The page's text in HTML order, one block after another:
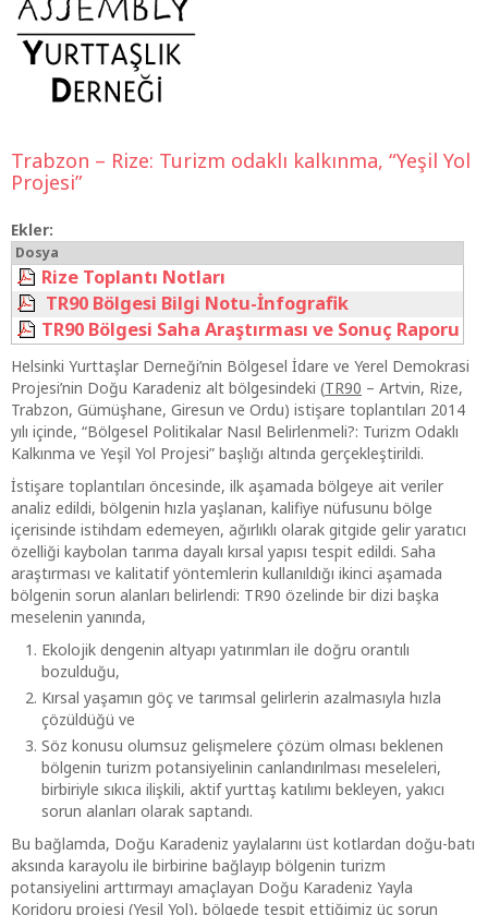
Trabzon – Rize: Turizm odaklı kalkınma, “Yeşil Yol
Projesi”
Ekler:
Dosya
Rize Toplantı Notları
TR90 Bölgesi Bilgi Notu-İnfografik
TR90 Bölgesi Saha Araştırması ve Sonuç Raporu
Helsinki Yurttaşlar Derneği’nin Bölgesel İdare ve Yerel Demokrasi
Projesi’nin Doğu Karadeniz alt bölgesindeki (TR90 – Artvin, Rize,
Trabzon, Gümüşhane, Giresun ve Ordu) istişare toplantıları 2014
yılı içinde, “Bölgesel Politikalar Nasıl Belirlenmeli?: Turizm Odaklı
Kalkınma ve Yeşil Yol Projesi” başlığı altında gerçekleştirildi.
İstişare toplantıları öncesinde, ilk aşamada bölgeye ait veriler
analiz edildi, bölgenin hızla yaşlanan, kalifiye nüfusunu bölge
içerisinde istihdam edemeyen, ağırlıklı olarak gitgide gelir yaratıcı
özelliği kaybolan tarıma dayalı kırsal yapısı tespit edildi. Saha
araştırması ve kalitatif yöntemlerin kullanıldığı ikinci aşamada
bölgenin sorun alanları belirlendi: TR90 özelinde bir dizi başka
meselenin yanında,
Ekolojik dengenin altyapı yatırımları ile doğru orantılı
bozulduğu,
Kırsal yaşamın göç ve tarımsal gelirlerin azalmasıyla hızla
çözüldüğü ve
Söz konusu olumsuz gelişmelere çözüm olması beklenen
bölgenin turizm potansiyelinin canlandırılması meseleleri,
birbiriyle sıkıca ilişkili, aktif yurttaş katılımı bekleyen, yakıcı
sorun alanları olarak saptandı.
Bu bağlamda, Doğu Karadeniz yaylalarını üst kotlardan doğu-batı
aksında karayolu ile birbirine bağlayıp bölgenin turizm
potansiyelini arttırmayı amaçlayan Doğu Karadeniz Yayla
Koridoru projesi (Yeşil Yol), bölgede tespit ettiğimiz üç sorun